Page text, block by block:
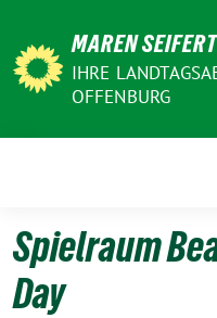
zum
Inhalt
MAREN SEIFERT
IHRE
OFFENBURG
Spielraum
Day